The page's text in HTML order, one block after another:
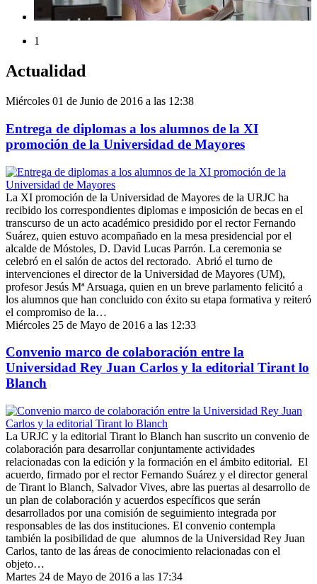
1
Actualidad
Miércoles 01 de Junio de 2016 a las 12:38
Entrega de diplomas a los alumnos de la XI
promoción de la Universidad de Mayores
La XI promoción de la Universidad de Mayores de la URJC ha
recibido los correspondientes diplomas e imposición de becas en el
transcurso de un acto académico presidido por el rector Fernando
Suárez, quien estuvo acompañado en la mesa presidencial por el
alcalde de Móstoles, D. David Lucas Parrón. La ceremonia se
celebró en el salón de actos del rectorado. Abrió el turno de
intervenciones el director de la Universidad de Mayores (UM),
profesor Jesús Mª Arsuaga, quien en un breve parlamento felicitó a
los alumnos que han concluido con éxito su etapa formativa y reiteró
el compromiso de la…
Miércoles 25 de Mayo de 2016 a las 12:33
Convenio marco de colaboración entre la
Universidad Rey Juan Carlos y la editorial Tirant lo
Blanch
La URJC y la editorial Tirant lo Blanch han suscrito un convenio de
colaboración para desarrollar conjuntamente actividades
relacionadas con la edición y la formación en el ámbito editorial. El
acuerdo, firmado por el rector Fernando Suárez y el director general
de Tirant lo Blanch, Salvador Vives, abre las puertas al desarrollo de
un plan de colaboración y acuerdos específicos que serán
desarrollados por una comisión de seguimiento integrada por
responsables de las dos instituciones. El convenio contempla
también la posibilidad de que alumnos de la Universidad Rey Juan
Carlos, tanto de las áreas de conocimiento relacionadas con el
objeto…
Martes 24 de Mayo de 2016 a las 17:34